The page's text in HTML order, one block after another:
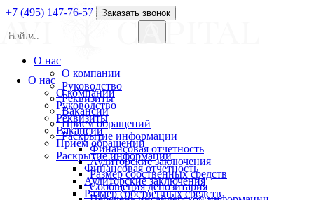
О нас
О компании
Руководство
Реквизиты
Вакансии
Прием обращений
Раскрытие информации
Финансовая отчетность
Аудиторские заключения
Размер собственных средств
+7 (495) 147-76-57 Заказать звонок
О нас
О компании
Руководство
Реквизиты
Вакансии
Прием обращений
Раскрытие информации
Финансовая отчетность
Аудиторские заключения
Размер собственных средств
Сообщения депозитария